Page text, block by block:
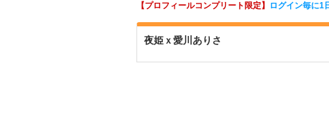
【プロフィールコンプリート限定】 ログイン毎に1
夜姫ｘ愛川ありさ